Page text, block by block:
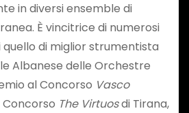
in diversi ensemble di
È vincitrice di numerosi
quello di miglior strumentista
Albanese delle Orchestre
al Concorso Vasco
Concorso The Virtuosdi Tirana,